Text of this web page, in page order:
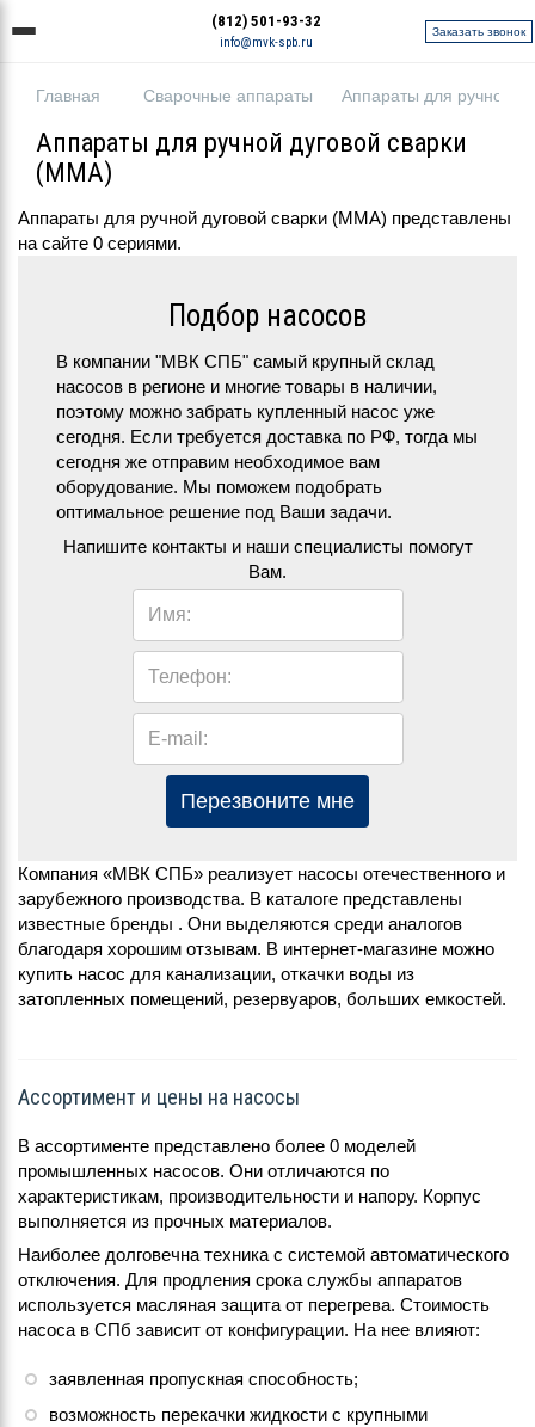
(812) 501-93-32
info@mvk-spb.ru
Заказать звонок
Главная Сварочные аппараты Аппараты для ручной
Аппараты для ручной дуговой сварки
(MMA)
Аппараты для ручной дуговой сварки (MMA) представлены
на сайте 0 сериями.
Подбор насосов
В компании "МВК СПБ" самый крупный склад
насосов в регионе и многие товары в наличии,
поэтому можно забрать купленный насос уже
сегодня. Если требуется доставка по РФ, тогда мы
сегодня же отправим необходимое вам
оборудование. Мы поможем подобрать
оптимальное решение под Ваши задачи.
Напишите контакты и наши специалисты помогут
Вам.
Имя:
Телефон:
E-mail:
Перезвоните мне
Компания «МВК СПБ» реализует насосы отечественного и
зарубежного производства. В каталоге представлены
известные бренды . Они выделяются среди аналогов
благодаря хорошим отзывам. В интернет-магазине можно
купить насос для канализации, откачки воды из
затопленных помещений, резервуаров, больших емкостей.
Ассортимент и цены на насосы
В ассортименте представлено более 0 моделей
промышленных насосов. Они отличаются по
характеристикам, производительности и напору. Корпус
выполняется из прочных материалов.
Наиболее долговечна техника с системой автоматического
отключения. Для продления срока службы аппаратов
используется масляная защита от перегрева. Стоимость
насоса в СПб зависит от конфигурации. На нее влияют:
заявленная пропускная способность;
возможность перекачки жидкости с крупными